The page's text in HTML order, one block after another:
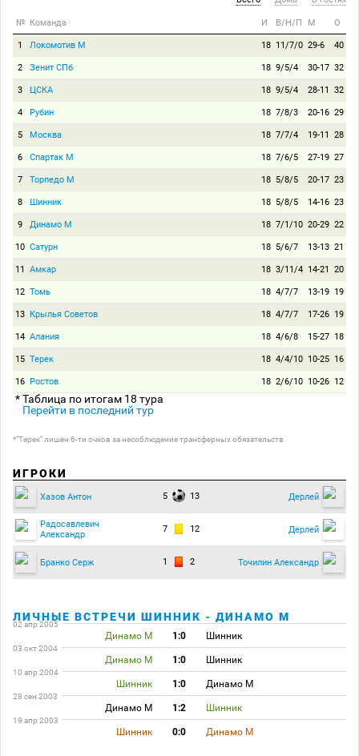
№ Команда И В/Н/П М О
1 Локомотив М 18 11/7/0 29-6 40
2 Зенит СПб 18 9/5/4 30-17 32
3 ЦСКА 18 9/5/4 28-11 32
4 Рубин 18 7/8/3 20-16 29
5 Москва 18 7/7/4 19-11 28
6 Спартак М 18 7/6/5 27-19 27
7 Торпедо М 18 5/8/5 20-17 23
8 Шинник 18 5/8/5 14-16 23
9 Динамо М 18 7/1/10 20-29 22
10 Сатурн 18 5/6/7 13-13 21
11 Амкар 18 3/11/4 14-21 20
12 Томь 18 4/7/7 13-19 19
13 Крылья Советов 18 4/7/7 17-26 19
14 Алания 18 4/6/8 15-27 18
15 Терек 18 4/4/10 10-25 16
16 Ростов 18 2/6/10 10-26 12
* Таблица по итогам 18 тура
Перейти в последний тур
*"Терек" лишен 6-ти очков за несоблюдение трансферных обязательств
ИГРОКИ
Хазов Антон 5 13 Дерлей
Радосавлевич
Александр
7 12 Дерлей
Бранко Серж 1 2 Точилин Александр
ЛИЧНЫЕ ВСТРЕЧИ ШИННИК - ДИНАМО М
02 апр 2005
Динамо М 1:0 Шинник
03 окт 2004
Динамо М 1:0 Шинник
10 апр 2004
Шинник 1:0 Динамо М
28 сен 2003
Динамо М 1:2 Шинник
19 апр 2003
Шинник 0:0 Динамо М